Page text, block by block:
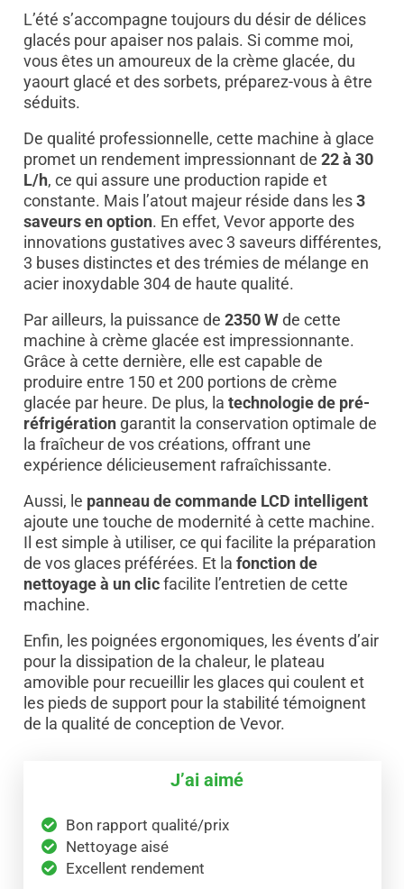
L’été s’accompagne toujours du désir de délices
glacés pour apaiser nos palais. Si comme moi,
vous êtes un amoureux de la crème glacée, du
yaourt glacé et des sorbets, préparez-vous à être
séduits.
De qualité professionnelle, cette machine à glace
promet un rendement impressionnant de 22 à 30
L/h, ce qui assure une production rapide et
constante. Mais l’atout majeur réside dans les3
saveurs en option. En effet, Vevor apporte des
innovations gustatives avec 3 saveurs différentes,
3 buses distinctes et des trémies de mélange en
acier inoxydable 304 de haute qualité.
Par ailleurs, la puissance de 2350 Wde cette
machine à crème glacée est impressionnante.
Grâce à cette dernière, elle est capable de
produire entre 150 et 200 portions de crème
glacée par heure. De plus, la technologie de pré-
réfrigérationgarantit la conservation optimale de
la fraîcheur de vos créations, offrant une
expérience délicieusement rafraîchissante.
Aussi, le panneau de commande LCD intelligent
ajoute une touche de modernité à cette machine.
Il est simple à utiliser, ce qui facilite la préparation
de vos glaces préférées. Et la fonction de
nettoyage à un clicfacilite l’entretien de cette
machine.
Enfin, les poignées ergonomiques, les évents d’air
pour la dissipation de la chaleur, le plateau
amovible pour recueillir les glaces qui coulent et
les pieds de support pour la stabilité témoignent
de la qualité de conception de Vevor.
J’ai aimé
Bon rapport qualité/prix
Nettoyage aisé
Excellent rendement